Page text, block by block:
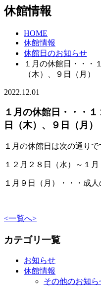
休館情報
HOME
休館情報
休館日のお知らせ
１月の休館日・・・
（木）、９日（月）
2022.12.01
１月の休館日・・・
日（木）、９日（月）
１月の休館日は次の通りで
１２月２８日（水）～１
１月９日（月）・・・成人
<一覧へ>
カテゴリ一覧
お知らせ
休館情報
その他のお知ら